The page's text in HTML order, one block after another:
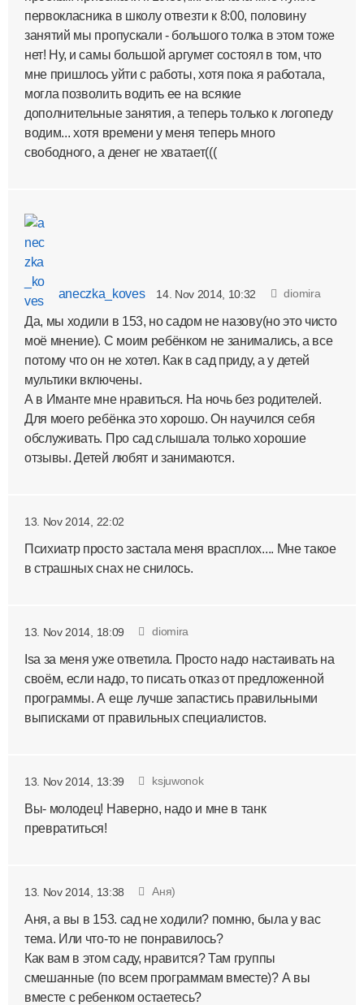
первокласника в школу отвезти к 8:00, половину
занятий мы пропускали - большого толка в этом тоже
нет! Ну, и самы большой аргумет состоял в том, что
мне пришлось уйти с работы, хотя пока я работала,
могла позволить водить ее на всякие
дополнительные занятия, а теперь только к логопеду
водим... хотя времени у меня теперь много
свободного, а денег не хватает(((
aneczka_koves 14. Nov 2014, 10:32 diomira
Да, мы ходили в 153, но садом не назову(но это чисто
моё мнение). С моим ребёнком не занимались, а все
потому что он не хотел. Как в сад приду, а у детей
мультики включены.
А в Иманте мне нравиться. На ночь без родителей.
Для моего ребёнка это хорошо. Он научился себя
обслуживать. Про сад слышала только хорошие
отзывы. Детей любят и занимаются.
13. Nov 2014, 22:02
Психиатр просто застала меня врасплох.... Мне такое
в страшных снах не снилось.
13. Nov 2014, 18:09 diomira
Isa за меня уже ответила. Просто надо настаивать на
своём, если надо, то писать отказ от предложенной
программы. А еще лучше запастись правильными
выписками от правильных специалистов.
13. Nov 2014, 13:39 ksjuwonok
Вы- молодец! Наверно, надо и мне в танк
превратиться!
13. Nov 2014, 13:38 Аня)
Аня, а вы в 153. сад не ходили? помню, была у вас
тема. Или что-то не понравилось?
Как вам в этом саду, нравится? Там группы
смешанные (по всем программам вместе)? А вы
вместе с ребенком остаетесь?